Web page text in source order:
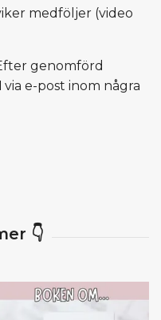
medföljer (video
genomförd
via e-post inom några